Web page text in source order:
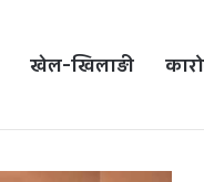
खेल-खिलाड़ी